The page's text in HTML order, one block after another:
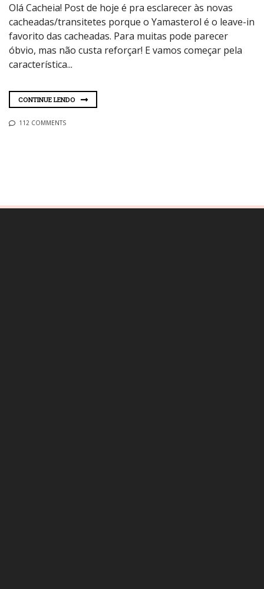
Olá Cacheia! Post de hoje é pra esclarecer às novas
cacheadas/transitetes porque o Yamasterol é o leave-in
favorito das cacheadas. Para muitas pode parecer
óbvio, mas não custa reforçar! E vamos começar pela
característica...
CONTINUE LENDO
112 COMMENTS